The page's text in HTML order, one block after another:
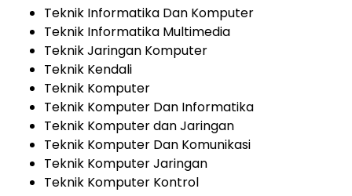
Teknik Informatika Dan Komputer
Teknik Informatika Multimedia
Teknik Jaringan Komputer
Teknik Kendali
Teknik Komputer
Teknik Komputer Dan Informatika
Teknik Komputer dan Jaringan
Teknik Komputer Dan Komunikasi
Teknik Komputer Jaringan
Teknik Komputer Kontrol